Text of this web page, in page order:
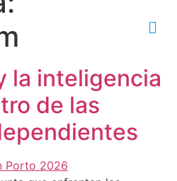
la inteligencia
de las